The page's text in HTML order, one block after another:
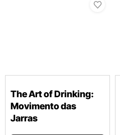
The Art of Drinking:
Movimento das
Jarras